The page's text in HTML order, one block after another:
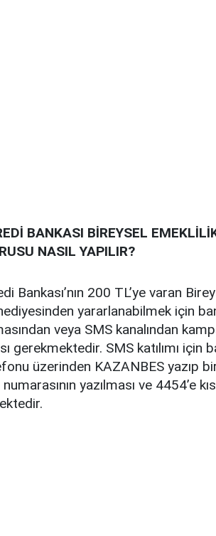
BANKASI BİREYSEL
NASIL YAPILIR?
Bankası’nın 200 TL’ye varan
yararlanabilmek için
veya SMS kanalından
gerekmektedir. SMS katılımı için
üzerinden KAZANBES yazıp
yazılması ve 4454’e